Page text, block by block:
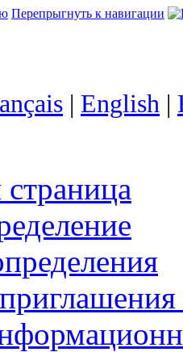
Перепрыгнуть к навигации
| English |